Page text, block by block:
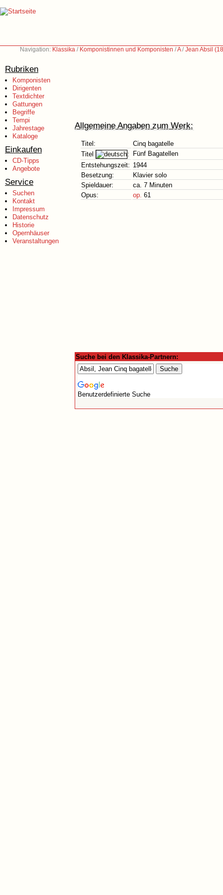
Navigation: Klassika / Komponistinnen und Komponisten /A/Jean Absil
Rubriken
Komponisten
Dirigenten
Textdichter
Gattungen
Begriffe
Tempi
Jahrestage
Kataloge
Einkaufen
CD-Tipps
Angebote
Service
Suchen
Kontakt
Impressum
Datenschutz
Historie
Opernhäuser
Veranstaltungen
Allgemeine Angaben zum Werk:
Titel:
Cinq bagatelle
Titel
:
Fünf Bagatellen
Entstehungszeit: 1944
Besetzung:
Klavier solo
Spieldauer:
ca. 7 Minuten
Opus:
op. 61
Suche bei den Klassika-Partnern:
Benutzerdefinierte Suche